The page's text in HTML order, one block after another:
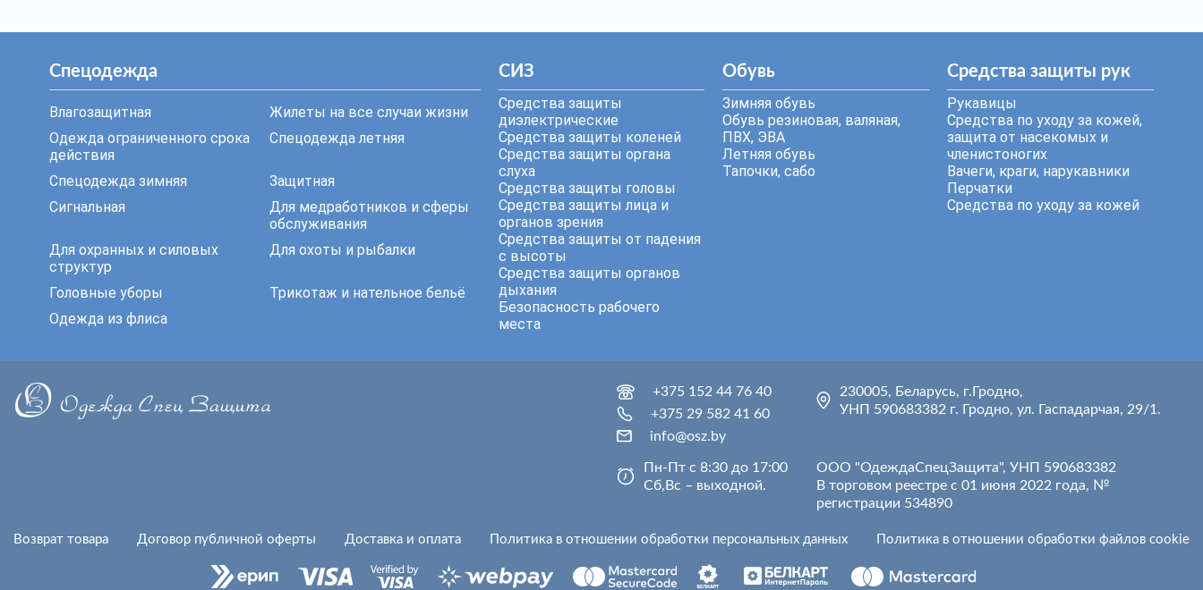
Спецодежда
Влагозащитная
Жилеты на все случаи жизни
Одежда ограниченного срока
действия
Спецодежда летняя
Спецодежда зимняя
Защитная
Сигнальная
Для медработников и сферы
обслуживания
Для охранных и силовых
структур
Для охоты и рыбалки
Головные уборы
Трикотаж и нательное бельё
Одежда из флиса
СИЗ
Средства защиты
диэлектрические
Средства защиты коленей
Средства защиты органа
слуха
Средства защиты головы
Средства защиты лица и
органов зрения
Средства защиты от падения
с высоты
Средства защиты органов
дыхания
Безопасность рабочего
места
Обувь
Зимняя обувь
Обувь резиновая, валяная,
ПВХ, ЭВА
Летняя обувь
Тапочки, сабо
Средства защиты рук
Рукавицы
Средства по уходу за кожей,
защита от насекомых и
членистоногих
Вачеги, краги, нарукавники
Перчатки
Средства по уходу за кожей
+375 152 44 76 40
+375 29 582 41 60
info@osz.by
230005, Беларусь, г.Гродно,
УНП 590683382 г. Гродно, ул. Гаспадарчая, 29/1.
Пн-Пт с 8:30 до 17:00
Сб,Вс – выходной.
ООО "ОдеждаСпецЗащита", УНП 590683382
В торговом реестре с 01 июня 2022 года, №
регистрации 534890
Возврат товара Договор публичной оферты Доставка и оплата Политика в отношении обработки персональных данных Политика в отношении обработки файлов cookie